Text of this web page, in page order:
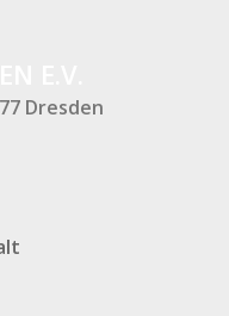
Dresden